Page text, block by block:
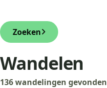
Zoeken
Wandelen
136 wandelingen gevonden